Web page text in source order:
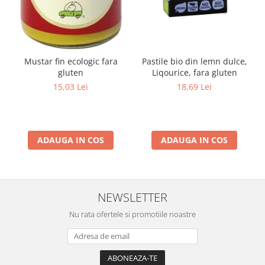
Mustar fin ecologic fara
gluten
15,03 Lei
ADAUGA IN COS
Pastile bio din lemn dulce,
Liqourice, fara gluten
18,69 Lei
ADAUGA IN COS
NEWSLETTER
Nu rata ofertele si promotiile noastre